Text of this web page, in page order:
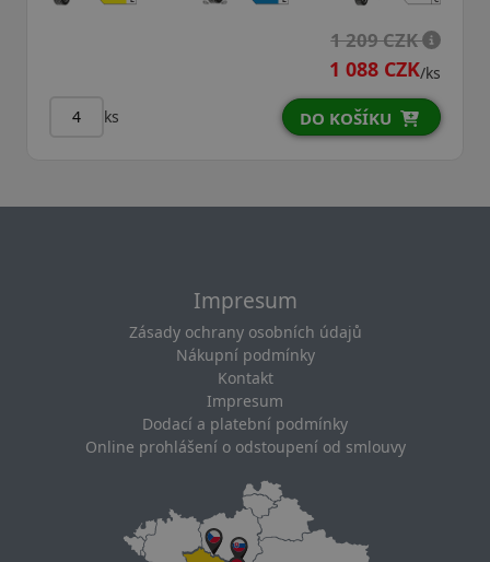
1 209 CZK
1 088 CZK/ks
ks DO KOŠÍKU
Impresum
Zásady ochrany osobních údajů
Nákupní podmínky
Kontakt
Impresum
Dodací a platební podmínky
Online prohlášení o odstoupení od smlouvy